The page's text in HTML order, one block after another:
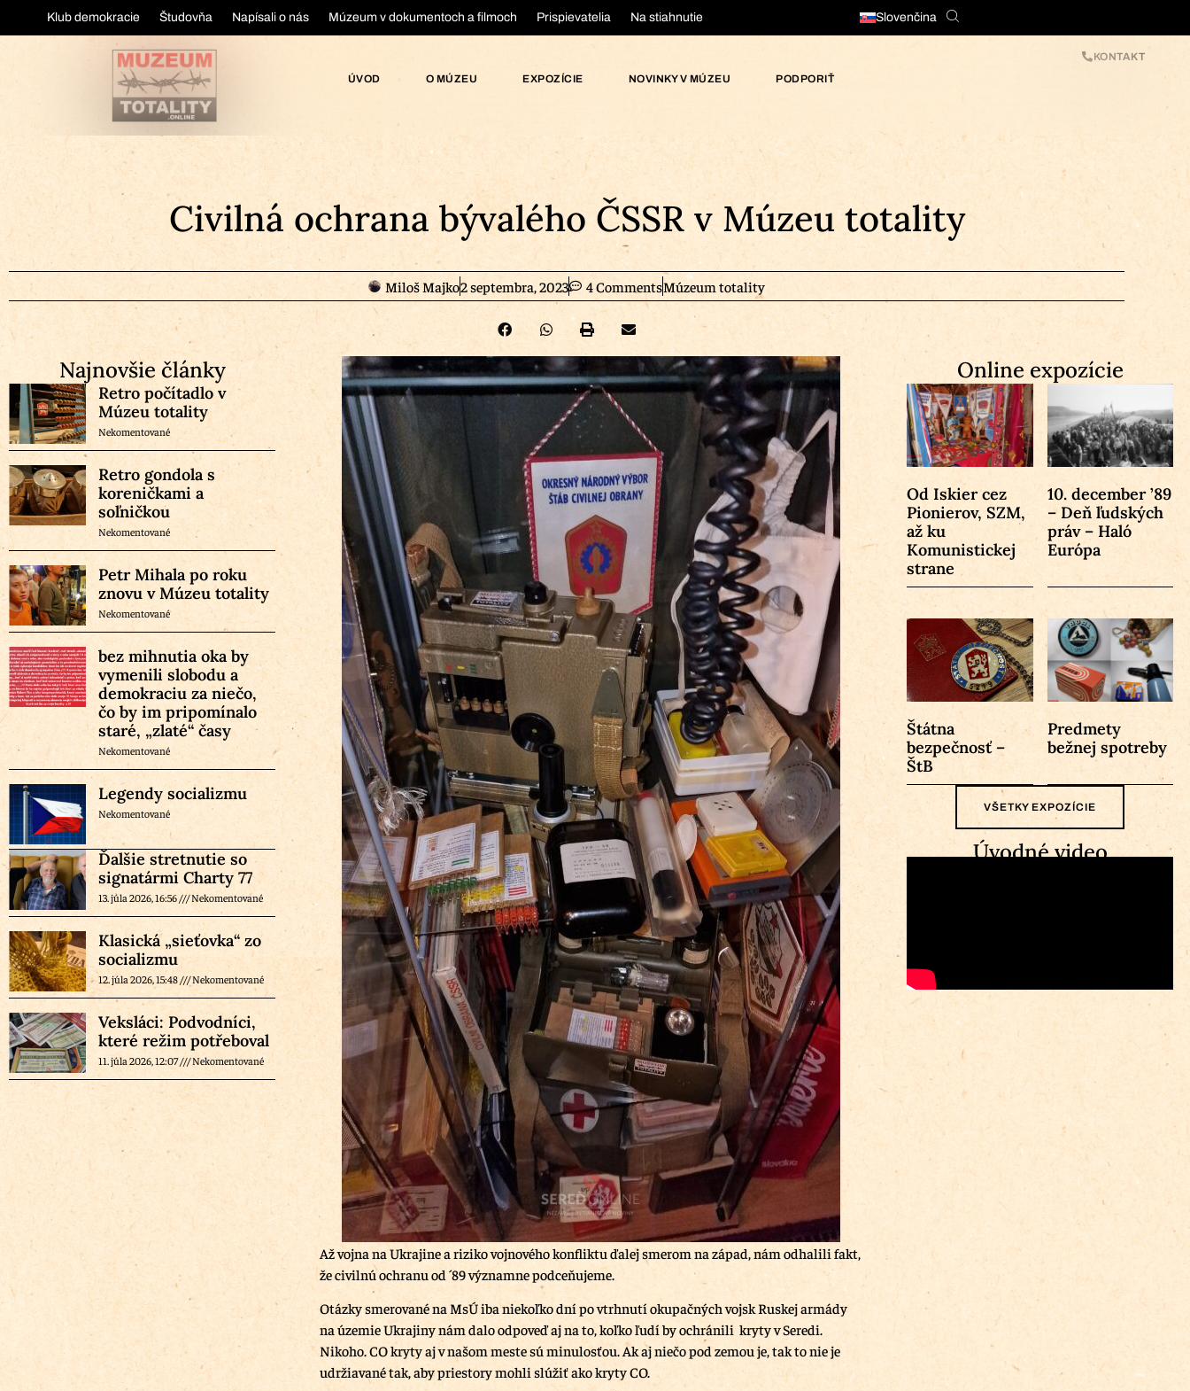
Klub demokracie Študovňa Napísali o nás Múzeum v dokumentoch a filmoch Prispievatelia Na stiahnutie Slovenčina
ÚVOD O MÚZEU EXPOZÍCIE NOVINKY V MÚZEU PODPORIŤ
KONTAKT
Civilná ochrana bývalého ČSSR v Múzeu totality
Miloš Majko2 septembra, 2023 4 CommentsMúzeum totality
Najnovšie články
Retro počítadlo v
Múzeu totality
Nekomentované
Retro gondola s
koreničkami a
soľničkou
Nekomentované
Petr Mihala po roku
znovu v Múzeu totality
Nekomentované
bez mihnutia oka by
vymenili slobodu a
demokraciu za niečo,
čo by im pripomínalo
staré, „zlaté“ časy
Nekomentované
Legendy socializmu
Nekomentované
Ďalšie stretnutie so
signatármi Charty 77
13. júla 2026, 16:56 Nekomentované
Klasická „sieťovka“ zo
socializmu
12. júla 2026, 15:48 Nekomentované
Veksláci: Podvodníci,
které režim potřeboval
11. júla 2026, 12:07 Nekomentované
Až vojna na Ukrajine a riziko vojnového konfliktu ďalej smerom na západ, nám odhalili fakt,
že civilnú ochranu od ´89 významne podceňujeme.
Otázky smerované na MsÚ iba niekoľko dní po vtrhnutí okupačných vojsk Ruskej armády
na územie Ukrajiny nám dalo odpoveď aj na to, koľko ľudí by ochránili kryty v Seredi.
Nikoho. CO kryty aj v našom meste sú minulosťou. Ak aj niečo pod zemou je, tak to nie je
udržiavané tak, aby priestory mohli slúžiť ako kryty CO.
Online expozície
Od Iskier cez
Pionierov, SZM,
až ku
Komunistickej
strane
10. december ’89
– Deň ľudských
práv – Haló
Európa
Štátna
bezpečnosť –
ŠtB
Predmety
bežnej spotreby
VŠETKY EXPOZÍCIE
Úvodné video